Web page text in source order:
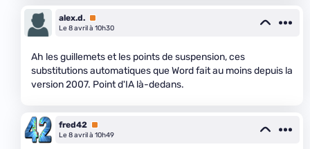
alex.d. Premium
Le 8 avril à 10h30
Ah les guillemets et les points de suspension, ces
substitutions automatiques que Word fait au moins depuis la
version 2007. Point d'IA là-dedans.
fred42 Premium
Le 8 avril à 10h49